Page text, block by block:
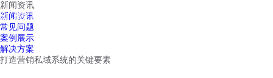
红鹰工作手机
新闻资讯
新闻资讯
常见问题
案例展示
解决方案
打造营销私域系统的关键要素